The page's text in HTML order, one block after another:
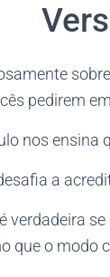
pedirem
nos ensina
a
verdadeira
que o modo